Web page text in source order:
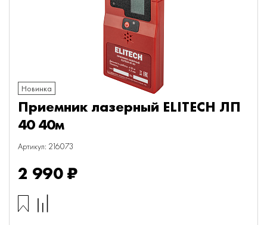
Новинка
Приемник лазерный ELITECH ЛП
40 40м
Артикул: 216073
2 990 ₽